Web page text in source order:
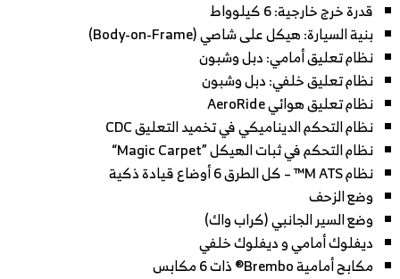
قدرة خرج خارجية: 6 كيلوواط
بنية السيارة: هيكل على شاصي (Body-on-Frame)
نظام تعليق أمامي: دبل وشبون
نظام تعليق خلفي: دبل وشبون
نظام تعليق هوائي AeroRide
نظام التحكم الديناميكي في تخميد التعليق CDC
نظام التحكم في ثبات الهيكل ”Magic Carpet“
نظام M ATS™ – كل الطرق 6 أوضاع قيادة ذكية
وضع الزحف
وضع السير الجانبي (كراب واك)
ديفلوك أمامي و ديفلوك خلفي
مكابح أمامية Brembo® ذات 6 مكابس